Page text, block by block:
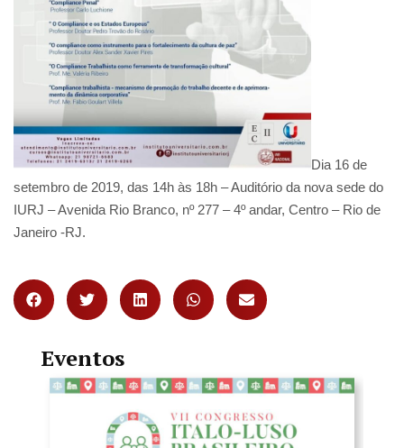
Dia 16 de
setembro de 2019, das 14h às 18h – Auditório da nova sede do
IURJ – Avenida Rio Branco, nº 277 – 4º andar, Centro – Rio de
Janeiro -RJ.
Eventos